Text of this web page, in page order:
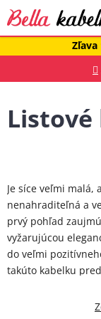
Prejsť
na
obsah
Zľava
Je síce veľmi
nenahraditeľná a
prvý pohľad
vyžarujúcou
do veľmi
takúto kabelku
sa vlastne hodí